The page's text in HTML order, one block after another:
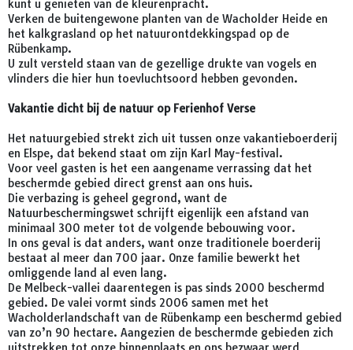
kunt u genieten van de kleurenpracht.
Verken de buitengewone planten van de Wacholder Heide en
het kalkgrasland op het natuurontdekkingspad op de
Rübenkamp.
U zult versteld staan van de gezellige drukte van vogels en
vlinders die hier hun toevluchtsoord hebben gevonden.
Vakantie dicht bij de natuur op Ferienhof Verse
Het natuurgebied strekt zich uit tussen onze vakantieboerderij
en Elspe, dat bekend staat om zijn Karl May-festival.
Voor veel gasten is het een aangename verrassing dat het
beschermde gebied direct grenst aan ons huis.
Die verbazing is geheel gegrond, want de
Natuurbeschermingswet schrijft eigenlijk een afstand van
minimaal 300 meter tot de volgende bebouwing voor.
In ons geval is dat anders, want onze traditionele boerderij
bestaat al meer dan 700 jaar. Onze familie bewerkt het
omliggende land al even lang.
De Melbeck-vallei daarentegen is pas sinds 2000 beschermd
gebied. De valei vormt sinds 2006 samen met het
Wacholderlandschaft van de Rübenkamp een beschermd gebied
van zo’n 90 hectare. Aangezien de beschermde gebieden zich